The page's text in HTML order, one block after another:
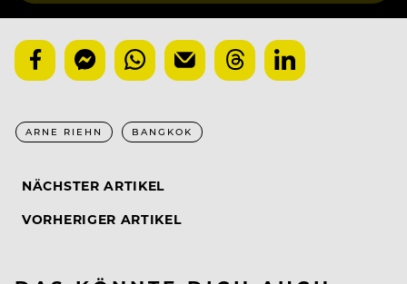
ARNE RIEHN BANGKOK
NÄCHSTER ARTIKEL
VORHERIGER ARTIKEL